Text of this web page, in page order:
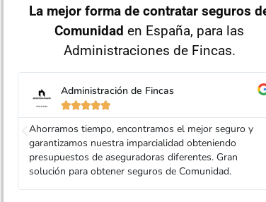
La mejor forma de contratar seguros
Comunidad en España, para las
Administraciones de Fincas.
Administración de Fincas

Adity no manda las ofertas cuando solicitas un
seguro, las mandan agentes de seguros de diferentes
aseguradoras en directo, además son personalizadas.
Es magnífico.